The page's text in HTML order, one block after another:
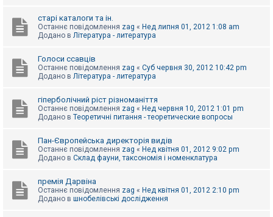
старі каталоги та ін.
Останнє повідомлення zag « Нед липня 01, 2012 1:08 am
Додано в Література - литература
Голоси ссавців
Останнє повідомлення zag « Суб червня 30, 2012 10:42 pm
Додано в Література - литература
гіперболічний ріст різноманіття
Останнє повідомлення zag « Нед червня 10, 2012 1:01 pm
Додано в Теоретичні питання - теоретические вопросы
Пан-Європейська директорія видів
Останнє повідомлення zag « Нед квітня 01, 2012 9:02 pm
Додано в Склад фауни, таксономія і номенклатура
премія Дарвіна
Останнє повідомлення zag « Нед квітня 01, 2012 2:10 pm
Додано в шнобелівські дослідження